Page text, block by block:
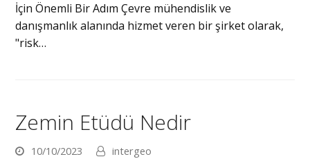
İçin Önemli Bir Adım Çevre mühendislik ve
danışmanlık alanında hizmet veren bir şirket olarak,
"risk…
Zemin Etüdü Nedir
10/10/2023
intergeo